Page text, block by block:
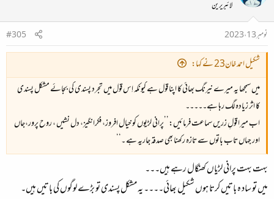
لائبریرین
نومبر 13، 2023
#305
شکیل احمد خان23 نے کہا:
میں سمجھا یہ میرے نیرنگ بھائی کا اپنا قول ہے کیونکہ اِس قول میں تجرد پسندی کی بجائے مشکل پسندی
کا اثر زیادہ لگ رہا ہے۔۔۔۔۔
اب میرا قولِ زریں سماعت فرمائیں:’’پرانی لڑیوں کو خیال افروز، فکرانگیز، دل نشیں ، روح پرور،جاں
اور جہاں تاب باتوں سے تازہ رکھنا بھی صدقہ جاریہ ہے ۔‘‘
بہت بہت پرانی لڑیاں کھنگال رہے ہیں۔۔۔
میں تو ساد ہ باتیں کرتا ہوں شکیل بھائی۔۔۔۔ یہ مشکل پسندی تو بڑے لوگوں کی باتیں ہیں۔